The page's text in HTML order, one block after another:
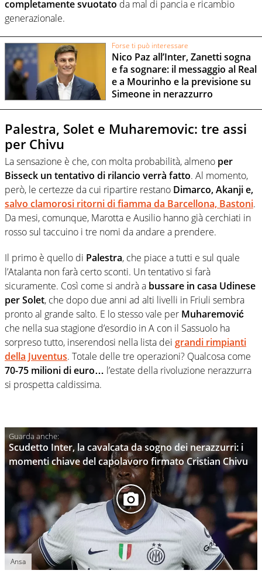
completamente svuotato da mal di pancia e ricambio
generazionale.
Forse ti può interessare
Nico Paz all’Inter, Zanetti sogna
e fa sognare: il messaggio al Real
e a Mourinho e la previsione su
Simeone in nerazzurro
Palestra, Solet e Muharemovic: tre assi
per Chivu
La sensazione è che, con molta probabilità, almeno per
Bisseck un tentativo di rilancio verrà fatto. Al momento,
però, le certezze da cui ripartire restano Dimarco, Akanjie,
salvo clamorosi ritorni di fiamma da Barcellona, Bastoni.
Da mesi, comunque, Marotta e Ausilio hanno già cerchiati in
rosso sul taccuino i tre nomi da andare a prendere.
Il primo è quello di Palestra, che piace a tutti e sul quale
l’Atalanta non farà certo sconti. Un tentativo si farà
sicuramente. Così come si andrà a bussare in casa Udinese
per Solet, che dopo due anni ad alti livelli in Friuli sembra
pronto al grande salto. E lo stesso vale per Muharemović
che nella sua stagione d’esordio in A con il Sassuolo ha
sorpreso tutto, inserendosi nella lista dei grandi rimpianti
della Juventus. Totale delle tre operazioni? Qualcosa come
70-75 milioni di euro… l’estate della rivoluzione nerazzurra
si prospetta caldissima.
Scudetto Inter, la cavalcata da sogno dei nerazzurri: i
momenti chiave del capolavoro firmato Cristian Chivu
Ansa